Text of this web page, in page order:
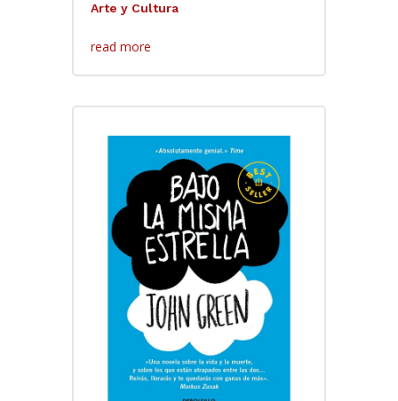
Arte y Cultura
read more